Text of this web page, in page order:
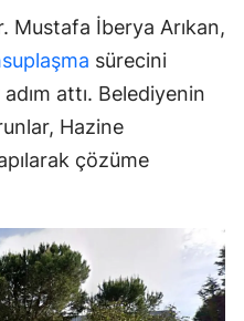
Mustafa İberya Arıkan,
sürecini
attı. Belediyenin
Hazine
çözüme